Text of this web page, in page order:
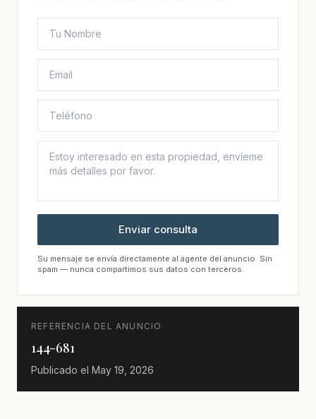
Enviar consulta
Su mensaje se envía directamente al agente del anuncio. Sin
spam — nunca compartimos sus datos con terceros.
REFERENCIA DEL ANUNCIO
144-681
Publicado el May 19, 2026